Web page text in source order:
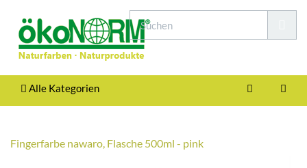
Alle Kategorien
Fingerfarbe nawaro, Flasche 500ml - pink